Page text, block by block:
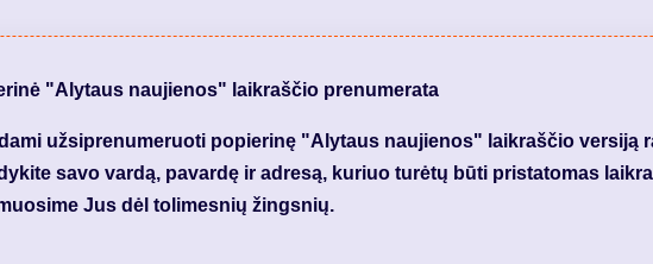
"Alytaus naujienos" laikraščio prenumerata
užsiprenumeruoti popierinę "Alytaus naujienos" laikraščio versiją
savo vardą, pavardę ir adresą, kuriuo turėtų būti pristatomas
Jus dėl tolimesnių žingsnių.